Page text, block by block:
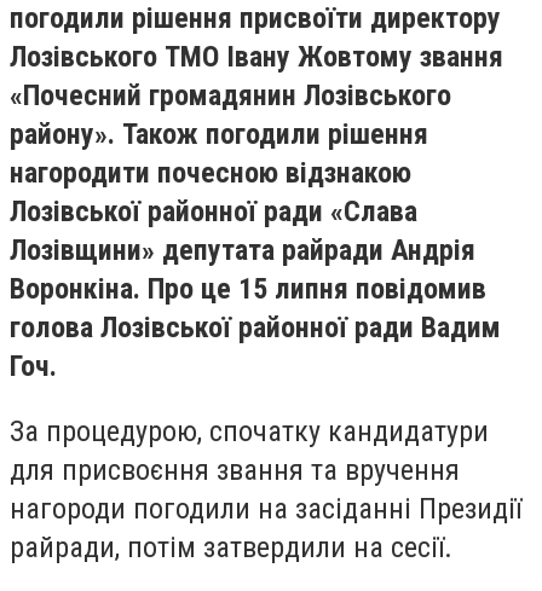
погодили рішення присвоїти директору
Лозівського ТМО Івану Жовтому звання
«Почесний громадянин Лозівського
району». Також погодили рішення
нагородити почесною відзнакою
Лозівської районної ради «Слава
Лозівщини» депутата райради Андрія
Воронкіна. Про це 15 липня повідомив
голова Лозівської районної ради Вадим
Гоч.
За процедурою, спочатку кандидатури
для присвоєння звання та вручення
нагороди погодили на засіданні Президії
райради, потім затвердили на сесії.